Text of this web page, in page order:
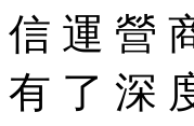
信 運 營
有 了 深